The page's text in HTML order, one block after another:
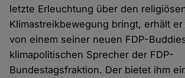
letzte Erleuchtung über den
Klimastreikbewegung bringt, erhält
von einem seiner neuen FDP-
klimapolitischen Sprecher der FDP-
Bundestagsfraktion. Der bietet ihm